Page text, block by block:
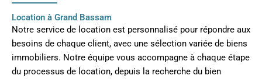
Location à Grand Bassam
Notre service de location est personnalisé pour répondre aux
besoins de chaque client, avec une sélection variée de biens
immobiliers. Notre équipe vous accompagne à chaque étape
du processus de location, depuis la recherche du bien